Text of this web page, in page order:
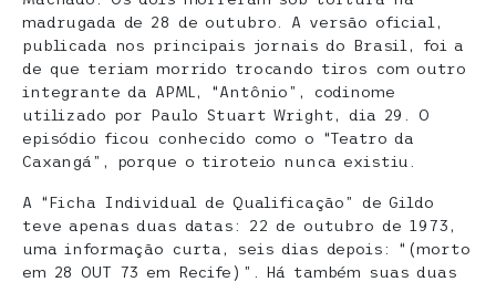
madrugada de 28 de outubro. A versão oficial,
publicada nos principais jornais do Brasil, foi a
de que teriam morrido trocando tiros com outro
integrante da APML, “Antônio”, codinome
utilizado por Paulo Stuart Wright, dia 29. O
episódio ficou conhecido como o “Teatro da
Caxangá”, porque o tiroteio nunca existiu.
A “Ficha Individual de Qualificação” de Gildo
teve apenas duas datas: 22 de outubro de 1973,
uma informação curta, seis dias depois: “(morto
em 28 OUT 73 em Recife)”. Há também suas duas